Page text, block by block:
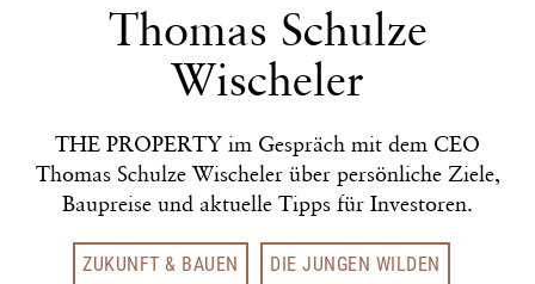
Thomas Schulze
Wischeler
THE PROPERTY im Gespräch mit dem CEO
Thomas Schulze Wischeler über persönliche Ziele,
Baupreise und aktuelle Tipps für Investoren.
ZUKUNFT & BAUEN DIE JUNGEN WILDEN